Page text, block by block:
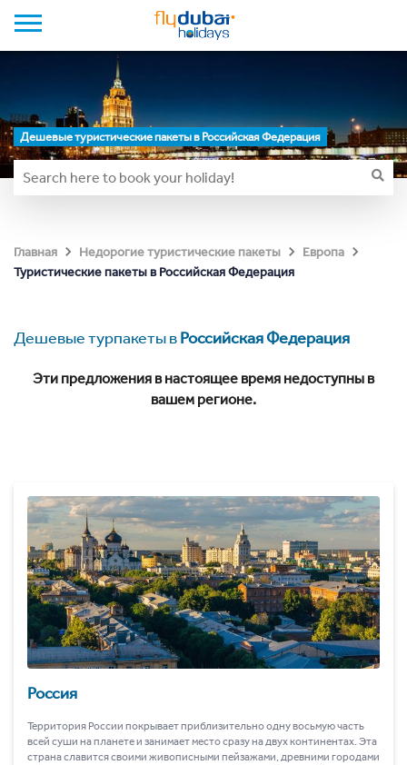
Дешевые туристические пакеты в Российская Федерация
Главная Недорогие туристические пакеты
Европа
Туристические пакеты в Российская Федерация
Дешевые турпакеты вРоссийская Федерация
Эти предложения в настоящее время недоступны в
вашем регионе.
Россия
Территория России покрывает приблизительно одну восьмую часть
всей суши на планете и занимает место сразу на двух континентах. Эта
страна славится своими живописными пейзажами, древними городами